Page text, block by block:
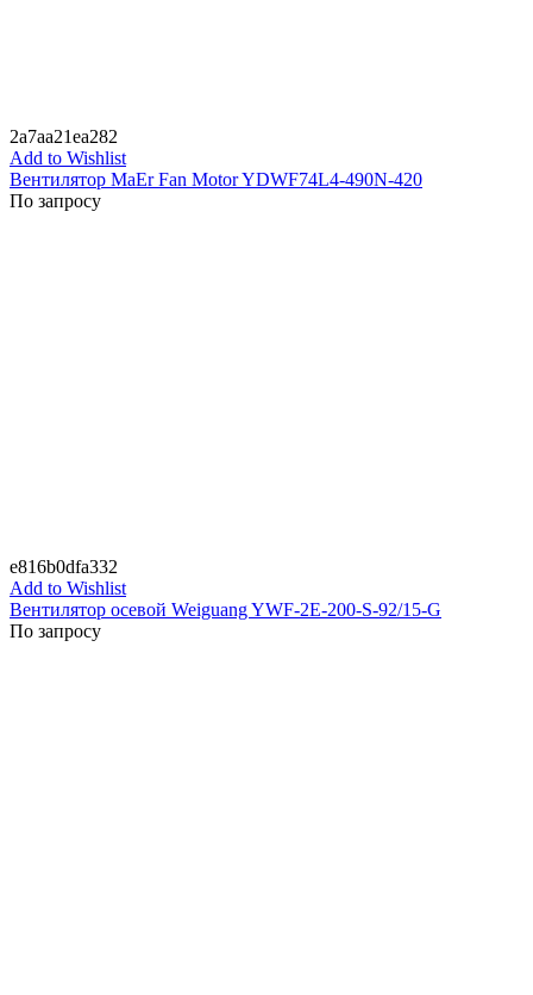
2a7aa21ea282
Add to Wishlist
Вентилятор MaEr Fan Motor YDWF74L4-490N-420
По запросу
e816b0dfa332
Add to Wishlist
Вентилятор осевой Weiguang YWF-2E-200-S-92/15-G
По запросу